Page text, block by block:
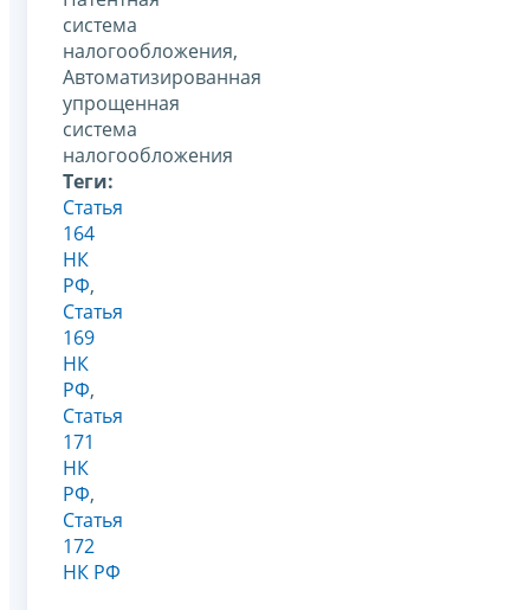
система
налогообложения,
Автоматизированная
упрощенная
система
налогообложения
Теги:
Статья
164
НК
РФ,
Статья
169
НК
РФ,
Статья
171
НК
РФ,
Статья
172
НК РФ